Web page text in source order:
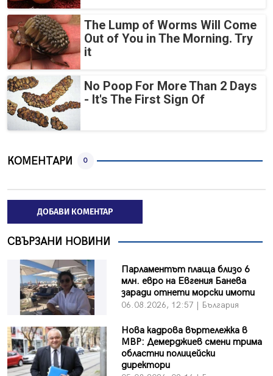
The Lump of Worms Will Come
Out of You in The Morning. Try
it
No Poop For More Than 2 Days
- It's The First Sign Of
КОМЕНТАРИ 0
ДОБАВИ КОМЕНТАР
СВЪРЗАНИ НОВИНИ
Парламентът плаща близо 6
млн. евро на Евгения Банева
заради отнети морски имоти
06.08.2026, 12:57 | България
Нова кадрова въртележка в
МВР: Демерджиев смени трима
областни полицейски
директори